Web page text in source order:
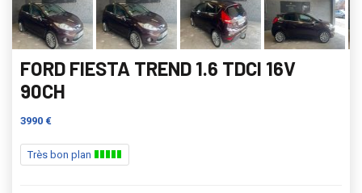
FORD FIESTA TREND 1.6 TDCI 16V
90CH
3990 €
Très bon plan